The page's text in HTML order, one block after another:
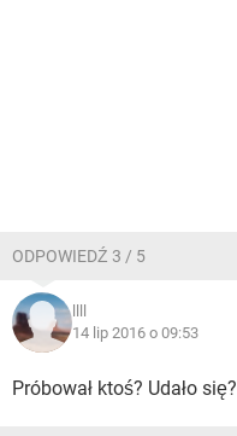
ODPOWIEDŹ 3 / 5
14 lip 2016 o 09:53
Próbował ktoś? Udało się?